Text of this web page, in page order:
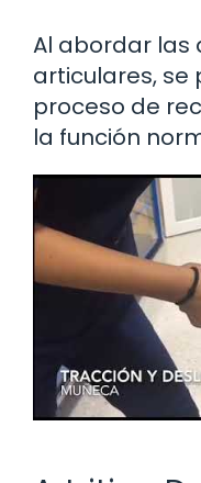
Al abordar las
articulares, se
proceso de
la función